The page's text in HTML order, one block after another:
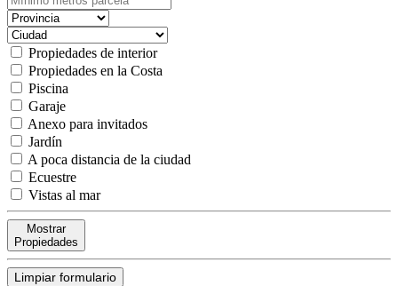
Propiedades de interior
Propiedades en la Costa
Piscina
Garaje
Anexo para invitados
Jardín
A poca distancia de la ciudad
Ecuestre
Vistas al mar
Mostrar
Propiedades
Limpiar formulario